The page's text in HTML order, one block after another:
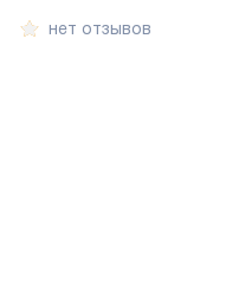
нет отзывов